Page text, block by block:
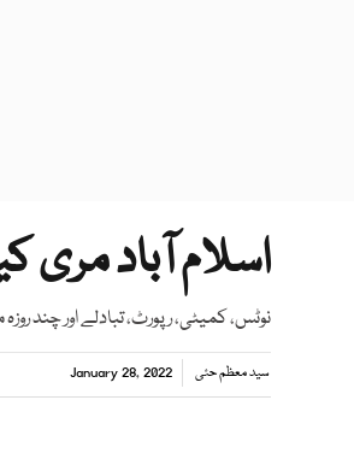
اسلام آباد مری
نوٹس، کمیٹی، رپورٹ، تبادلے اور چند
سید معظم حئی January 28, 2022